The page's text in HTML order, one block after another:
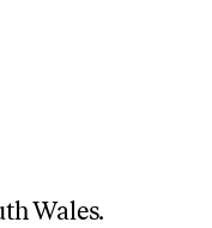
Wales.